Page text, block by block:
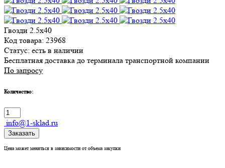
Гвозди 2.5х40
Код товара: 23968
Статус: есть в наличии
Бесплатная доставка до терминала транспортной компании
По запросу
Количество:
info@1-sklad.ru
Заказать
Цена может меняться в зависимости от объема закупки